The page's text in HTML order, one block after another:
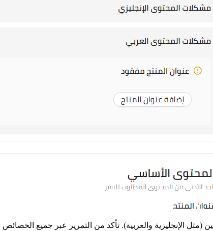
(مثل الإنجليزية والعربية). تأكد من التمرير عبر جميع